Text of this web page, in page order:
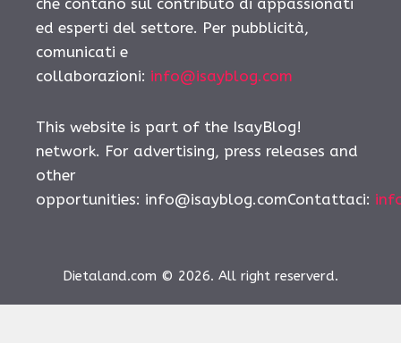
che contano sul contributo di appassionati
ed esperti del settore. Per pubblicità,
comunicati e
collaborazioni: info@isayblog.com
This website is part of the IsayBlog!
network. For advertising, press releases and
other
opportunities: info@isayblog.comContattaci:
Dietaland.com © 2026. All right reserverd.